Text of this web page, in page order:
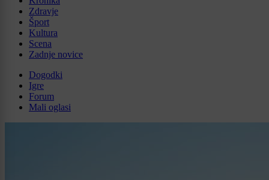
Zdravje
Šport
Kultura
Scena
Zadnje novice
Dogodki
Igre
Forum
Mali oglasi